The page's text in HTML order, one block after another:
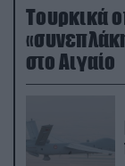
Τουρκικά
στο Αιγαίο